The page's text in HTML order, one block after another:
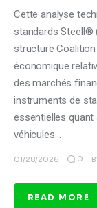
Cette analyse
standards Steell®
structure
économique
des marchés
instruments de
essentielles quant
véhicules…
01/28/2026 0
READ MORE